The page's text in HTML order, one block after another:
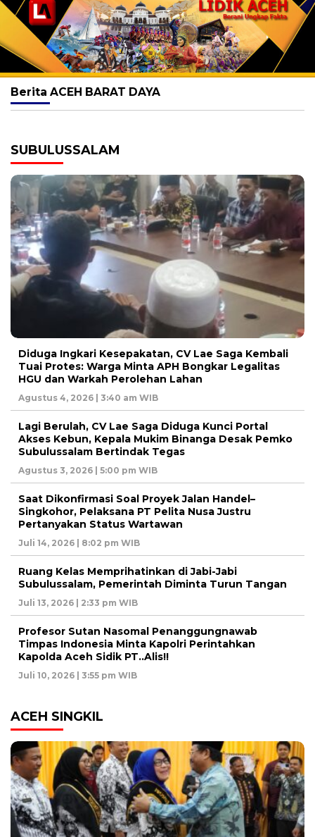
Berita ACEH BARAT DAYA
SUBULUSSALAM
Diduga Ingkari Kesepakatan, CV Lae Saga Kembali
Tuai Protes: Warga Minta APH Bongkar Legalitas
HGU dan Warkah Perolehan Lahan
Agustus 4, 2026 | 3:40 am WIB
Lagi Berulah, CV Lae Saga Diduga Kunci Portal
Akses Kebun, Kepala Mukim Binanga Desak Pemko
Subulussalam Bertindak Tegas
Agustus 3, 2026 | 5:00 pm WIB
Saat Dikonfirmasi Soal Proyek Jalan Handel–
Singkohor, Pelaksana PT Pelita Nusa Justru
Pertanyakan Status Wartawan
Juli 14, 2026 | 8:02 pm WIB
Ruang Kelas Memprihatinkan di Jabi-Jabi
Subulussalam, Pemerintah Diminta Turun Tangan
Juli 13, 2026 | 2:33 pm WIB
Profesor Sutan Nasomal Penanggungnawab
Timpas Indonesia Minta Kapolri Perintahkan
Kapolda Aceh Sidik PT..Alis!!
Juli 10, 2026 | 3:55 pm WIB
ACEH SINGKIL